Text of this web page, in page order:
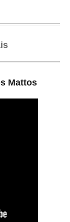
Mattos